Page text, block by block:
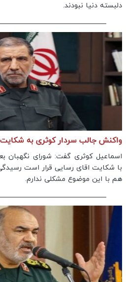
دلبسته دنیا نبودند.
واکنش جالب سردار کوثری به
اسماعیل کوثری گفت: شورای نگهبان
با شکایت اقای رسایی قرار است
هم با این موضوع مشکلی ندارم.